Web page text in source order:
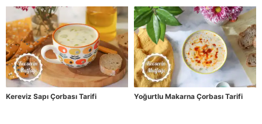
Kereviz Sapı Çorbası Tarifi Yoğurtlu Makarna Çorbası Tarifi